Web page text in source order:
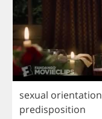
sexual orientation
predisposition